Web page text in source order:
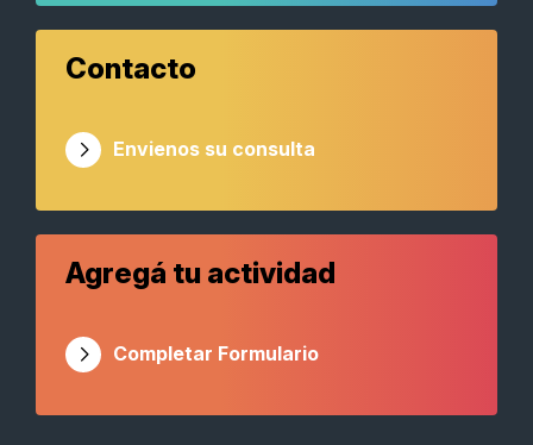
Contacto
Envienos su consulta
Agregá tu actividad
Completar Formulario